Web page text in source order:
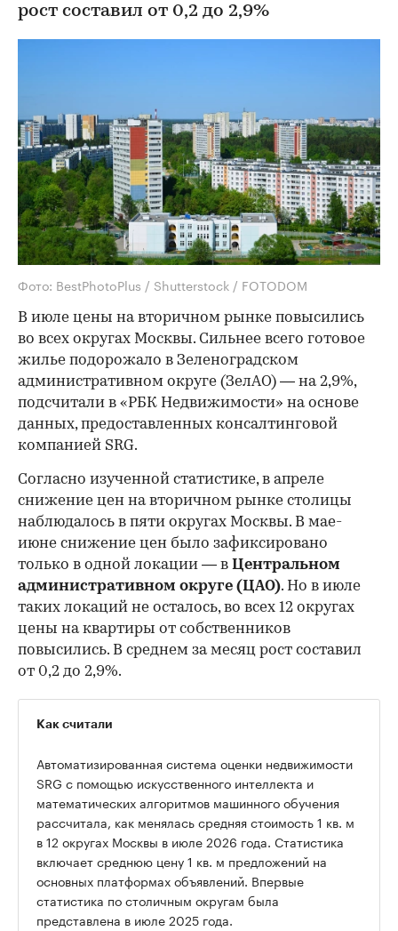
рост составил от 0,2 до 2,9%
Фото: BestPhotoPlus / Shutterstock / FOTODOM
В июле цены на вторичном рынке повысились
во всех округах Москвы. Сильнее всего готовое
жилье подорожало в Зеленоградском
административном округе (ЗелАО) — на 2,9%,
подсчитали в «РБК Недвижимости» на основе
данных, предоставленных консалтинговой
компанией SRG.
Согласно изученной статистике, в апреле
снижение цен на вторичном рынке столицы
наблюдалось в пяти округах Москвы. В мае-
июне снижение цен было зафиксировано
только в одной локации — в Центральном
административном округе (ЦАО). Но в июле
таких локаций не осталось, во всех 12 округах
цены на квартиры от собственников
повысились. В среднем за месяц рост составил
от 0,2 до 2,9%.
Как считали
Автоматизированная система оценки недвижимости
SRG с помощью искусственного интеллекта и
математических алгоритмов машинного обучения
рассчитала, как менялась средняя стоимость 1 кв. м
в 12 округах Москвы в июле 2026 года. Статистика
включает среднюю цену 1 кв. м предложений на
основных платформах объявлений. Впервые
статистика по столичным округам была
представлена в июле 2025 года.